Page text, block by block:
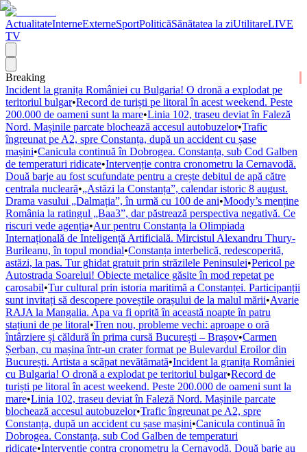
ActualitateInterneExterneSportPoliticăSănătatea la ziUtilitareLIVE
TV
Breaking
Incident la granița României cu Bulgaria! O dronă a explodat pe
teritoriul bulgar•Record de turiști pe litoral în acest weekend. Peste
200.000 de oameni sunt la mare•Linia 102, traseu deviat în Faleză
Nord. Mașinile parcate blochează accesul autobuzelor•Trafic
îngreunat pe A2, spre Constanța, după un accident cu șase
mașini•Canicula continuă în Dobrogea. Constanța, sub Cod Galben
de temperaturi ridicate•Intervenție contra cronometru la Cernavodă.
Două barje au fost scufundate pentru a crește debitul de apă către
centrala nucleară•„Astăzi la Constanța”, calendar istoric 8 august.
Drama vasului „Dalmația”, în urmă cu 100 de ani•Moody’s menține
România la ratingul „Baa3”, dar păstrează perspectiva negativă. Ce
riscuri vede agenția•Aur pentru Constanța la Olimpiada
Internațională de Inteligență Artificială. Mircistul Alexandru Thury-
Burileanu, în topul mondial•Constanța interbelică, redescoperită,
astăzi, la pas. Tur ghidat gratuit prin străzilele Peninsulei•Pericol pe
Autostrada Soarelui! Obiecte metalice găsite în mod repetat pe
carosabil•Tur cultural prin istoria maritimă a Constanței. Participanții
sunt invitați să descopere poveștile orașului de la malul mării•Avarie
RAJA la Mangalia. Apa va fi oprită în această noapte în patru
stațiuni de pe litoral•Tren nou, probleme vechi: aproape o oră
întârziere și căldură în prima cursă București – Brașov•Carmen
Șerban, cu mașina într-un crater format pe Bulevardul Eroilor din
București. Artista a scăpat nevătămată•Incident la granița României
cu Bulgaria! O dronă a explodat pe teritoriul bulgar•Record de
turiști pe litoral în acest weekend. Peste 200.000 de oameni sunt la
mare•Linia 102, traseu deviat în Faleză Nord. Mașinile parcate
blochează accesul autobuzelor•Trafic îngreunat pe A2, spre
Constanța, după un accident cu șase mașini•Canicula continuă în
Dobrogea. Constanța, sub Cod Galben de temperaturi
ridicate•Intervenție contra cronometru la Cernavodă. Două barje au